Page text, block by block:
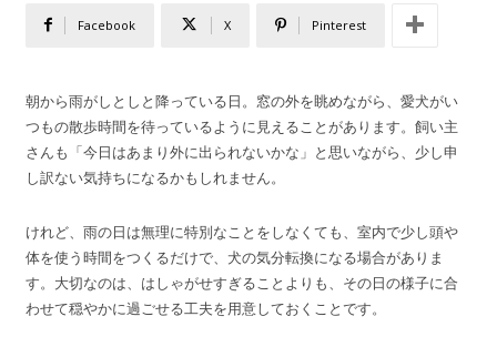
Facebook X Pinterest
朝から雨がしとしと降っている日。窓の外を眺めながら、愛犬がい
つもの散歩時間を待っているように見えることがあります。飼い主
さんも「今日はあまり外に出られないかな」と思いながら、少し申
し訳ない気持ちになるかもしれません。
けれど、雨の日は無理に特別なことをしなくても、室内で少し頭や
体を使う時間をつくるだけで、犬の気分転換になる場合がありま
す。大切なのは、はしゃがせすぎることよりも、その日の様子に合
わせて穏やかに過ごせる工夫を用意しておくことです。